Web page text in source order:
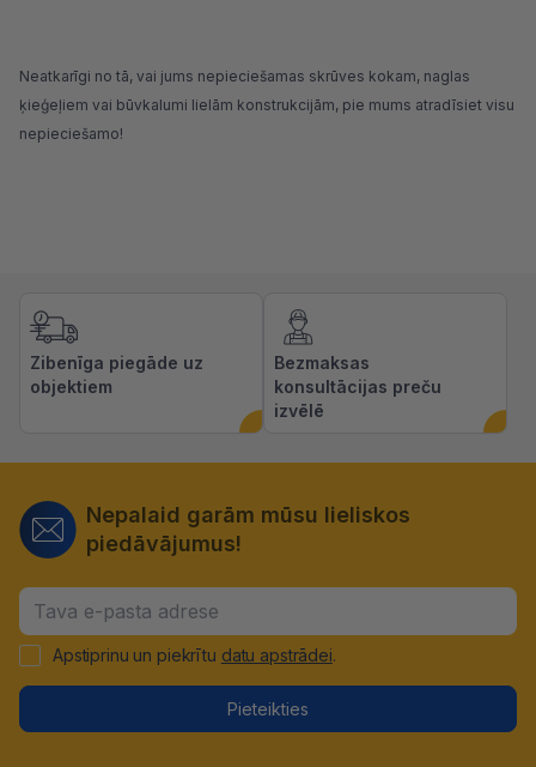
Neatkarīgi no tā, vai jums nepieciešamas skrūves kokam, naglas
ķieģeļiem vai būvkalumi lielām konstrukcijām, pie mums atradīsiet visu
nepieciešamo!
Zibenīga piegāde uz
objektiem
Bezmaksas
konsultācijas preču
izvēlē
Nepalaid garām mūsu lieliskos
piedāvājumus!
Apstiprinu un piekrītu datu apstrādei.
Pieteikties